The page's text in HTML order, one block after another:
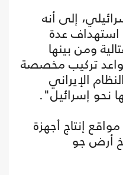
إلى أنه
استهداف عدة
ومن بينها
تركيب مخصصة
الإيراني
نحو إسرائيل".
إنتاج أجهزة
أرض جو